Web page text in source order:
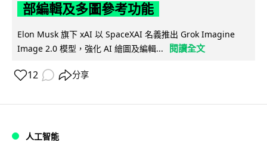
部編輯及多圖參考功能
Elon Musk 旗下 xAI 以 SpaceXAI 名義推出 Grok Imagine
Image 2.0 模型，強化 AI 繪圖及編輯...
閱讀全文
12 分享
人工智能